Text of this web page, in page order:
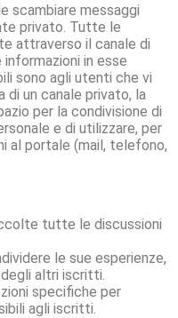
scambiare messaggi
privato. Tutte le
attraverso il canale di
in esse
sono agli utenti che vi
un canale privato, la
per la condivisione di
e di utilizzare, per
al portale (mail, telefono,
tutte le discussioni
le sue esperienze,
altri iscritti.
specifiche per
agli iscritti.